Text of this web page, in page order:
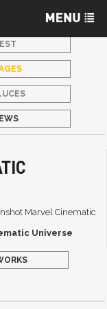
Marvel Cinematic
Universe